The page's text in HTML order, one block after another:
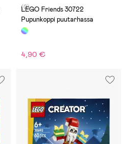
(0)
LEGO Friends 30722
Pupunkoppi puutarhassa
4,90 €